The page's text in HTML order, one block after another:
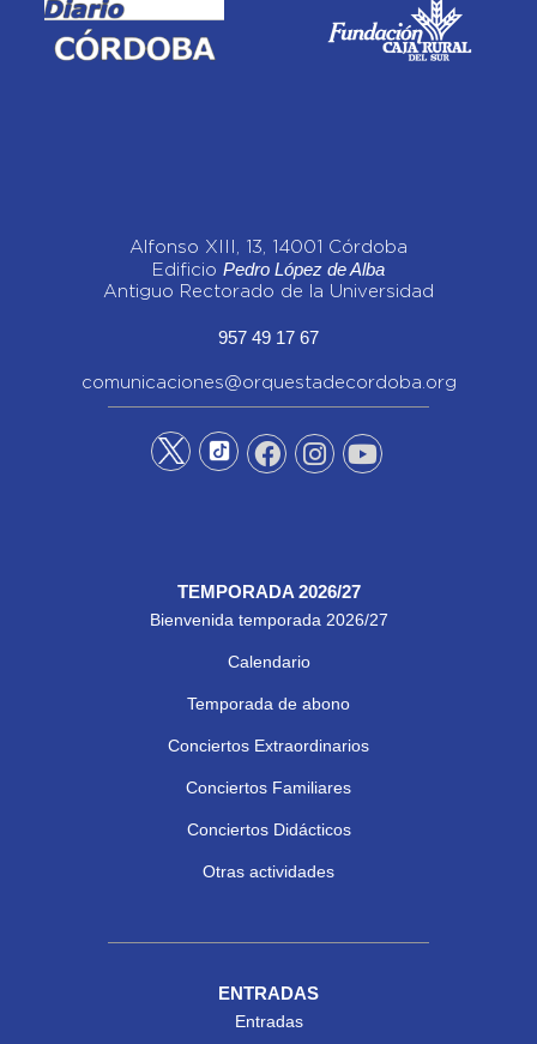
Alfonso XIII, 13, 14001 Córdoba
Edificio Pedro López de Alba
Antiguo Rectorado de la Universidad
957 49 17 67
comunicaciones@orquestadecordoba.org
TEMPORADA 2026/27
Bienvenida temporada 2026/27
Calendario
Temporada de abono
Conciertos Extraordinarios
Conciertos Familiares
Conciertos Didácticos
Otras actividades
ENTRADAS
Entradas